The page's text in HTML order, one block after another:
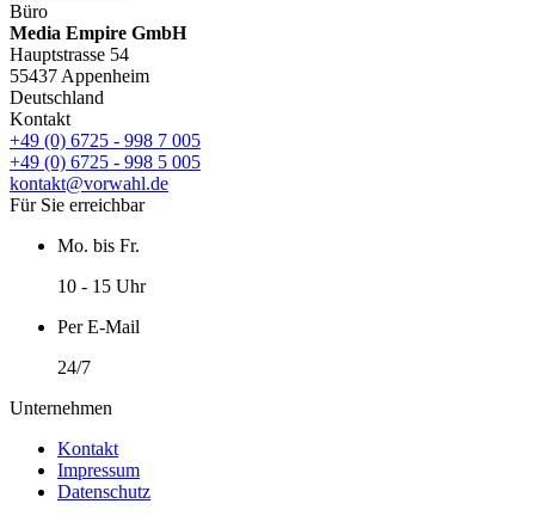
Büro
Media Empire GmbH
Hauptstrasse 54
55437 Appenheim
Deutschland
Kontakt
+49 (0) 6725 - 998 7 005
+49 (0) 6725 - 998 5 005
kontakt@vorwahl.de
Für Sie erreichbar
Mo. bis Fr.
10 - 15 Uhr
Per E-Mail
24/7
Unternehmen
Kontakt
Impressum
Datenschutz